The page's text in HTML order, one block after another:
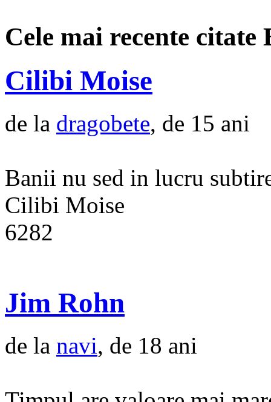
Cele mai recente citate
Cilibi Moise
de la dragobete, de 15 ani
Banii nu sed in lucru
Cilibi Moise
6282
Jim Rohn
de la navi, de 18 ani